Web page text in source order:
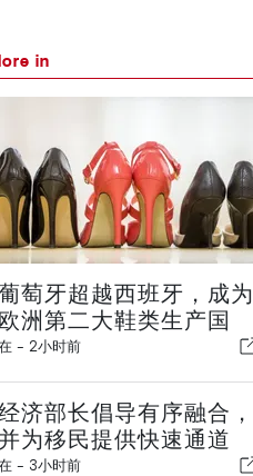
in
萄牙超越西班牙，成为
欧洲第二大鞋类生产国
- 2小时前
济部长倡导有序融合，
并为移民提供快速通道
- 3小时前